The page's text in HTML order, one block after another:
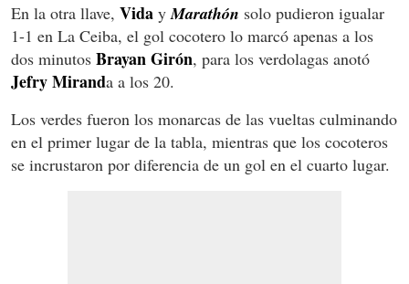
En la otra llave, Vida yMarathón solo pudieron igualar
1-1 en La Ceiba, el gol cocotero lo marcó apenas a los
dos minutos Brayan Girón, para los verdolagas anotó
Jefry Miranda a los 20.
Los verdes fueron los monarcas de las vueltas culminando
en el primer lugar de la tabla, mientras que los cocoteros
se incrustaron por diferencia de un gol en el cuarto lugar.